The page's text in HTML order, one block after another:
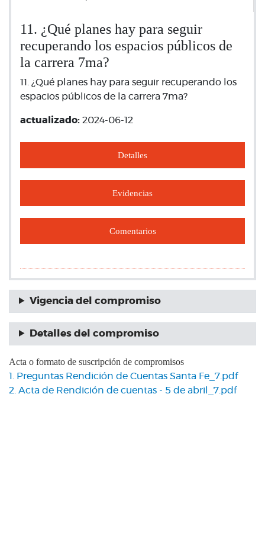
11. ¿Qué planes hay para seguir
recuperando los espacios públicos de
la carrera 7ma?
11. ¿Qué planes hay para seguir recuperando los
espacios públicos de la carrera 7ma?
actualizado: 2024-06-12
Detalles
Evidencias
Comentarios
Vigencia del compromiso
Detalles del compromiso
Acta o formato de suscripción de compromisos
1. Preguntas Rendición de Cuentas Santa Fe_7.pdf
2. Acta de Rendición de cuentas - 5 de abril_7.pdf